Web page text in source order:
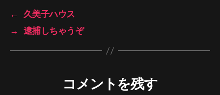
←
久美子ハウス
→
逮捕しちゃうぞ
コメントを残す